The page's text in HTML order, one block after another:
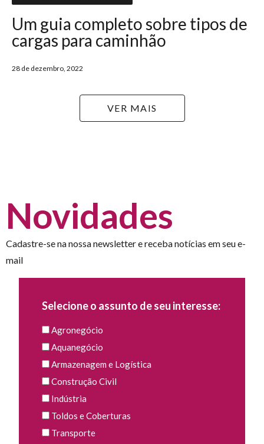
Um guia completo sobre tipos de
cargas para caminhão
28 de dezembro, 2022
VER MAIS
Novidades
Cadastre-se na nossa newsletter e receba notícias em seu e-
mail
Selecione o assunto de seu interesse:
Agronegócio
Aquanegócio
Armazenagem e Logística
Construção Civil
Indústria
Toldos e Coberturas
Transporte